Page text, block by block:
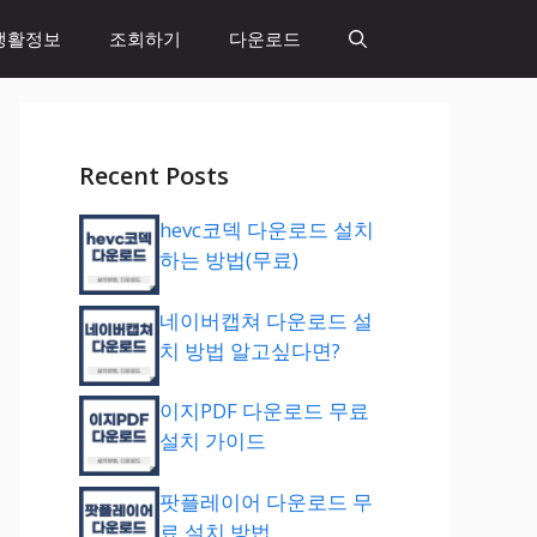
활정보 조회하기 다운로드
Recent Posts
hevc코덱 다운로드 설치
하는 방법(무료)
네이버캡쳐 다운로드 설
치 방법 알고싶다면?
이지PDF 다운로드 무료
설치 가이드
팟플레이어 다운로드 무
료 설치 방법